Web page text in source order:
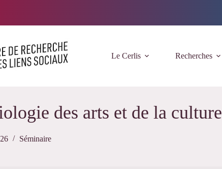
Le Cerlis Recherches
des arts et de la culture
Séminaire